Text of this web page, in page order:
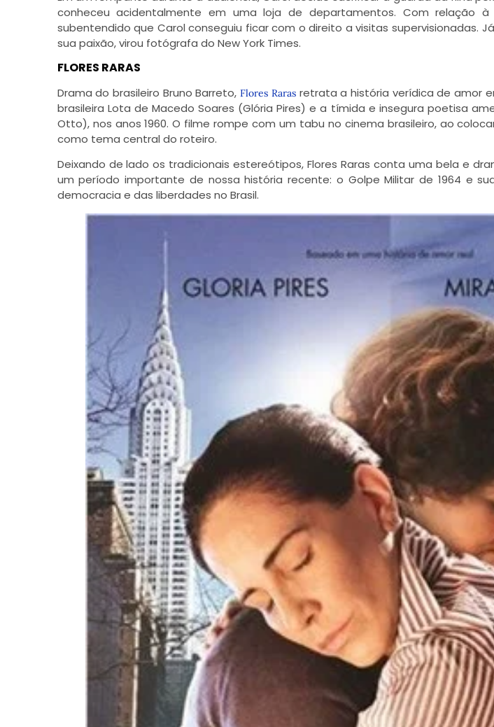
conheceu acidentalmente em uma loja de departamentos. Com relação
subentendido que Carol conseguiu ficar com o direito a visitas supervisionadas.
sua paixão, virou fotógrafa do New York Times.
FLORES RARAS
Drama do brasileiro Bruno Barreto,Flores Rarasretrata a história verídica de amor
brasileira Lota de Macedo Soares (Glória Pires) e a tímida e insegura poetisa
Otto), nos anos 1960. O filme rompe com um tabu no cinema brasileiro, ao
como tema central do roteiro.
Deixando de lado os tradicionais estereótipos, Flores Raras conta uma bela e
um período importante de nossa história recente: o Golpe Militar de 1964 e
democracia e das liberdades no Brasil.